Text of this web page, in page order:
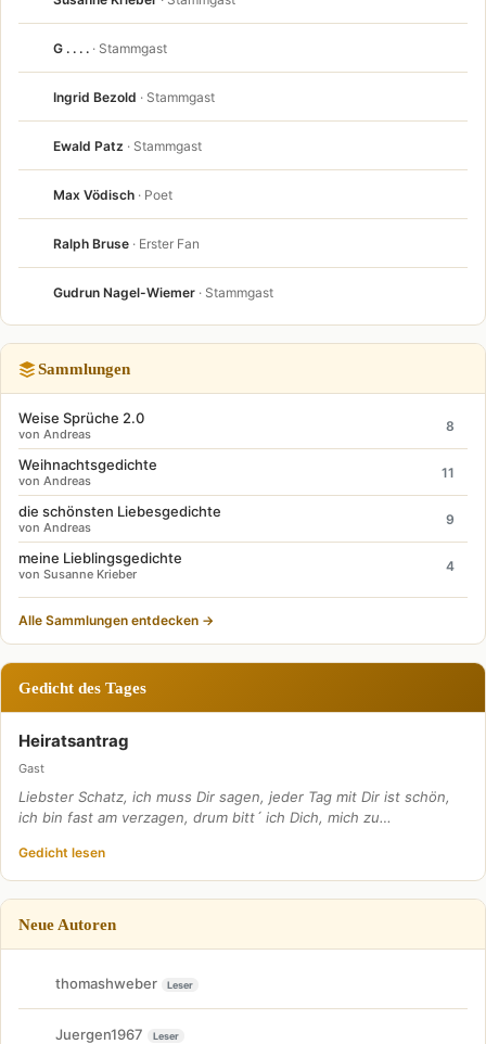
G . . . . · Stammgast
Ingrid Bezold · Stammgast
Ewald Patz · Stammgast
Max Vödisch · Poet
Ralph Bruse · Erster Fan
Gudrun Nagel-Wiemer · Stammgast
Sammlungen
Weise Sprüche 2.0
von Andreas
8
Weihnachtsgedichte
von Andreas
11
die schönsten Liebesgedichte
von Andreas
9
meine Lieblingsgedichte
von Susanne Krieber
4
Alle Sammlungen entdecken →
Gedicht des Tages
Heiratsantrag
Gast
Liebster Schatz, ich muss Dir sagen, jeder Tag mit Dir ist schön,
ich bin fast am verzagen, drum bitt´ ich Dich, mich zu…
Gedicht lesen
Neue Autoren
thomashweber Leser
Juergen1967 Leser